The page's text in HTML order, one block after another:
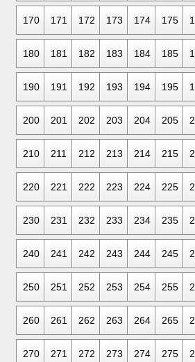
170 171 172 173 174 175
180 181 182 183 184 185
190 191 192 193 194 195
200 201 202 203 204 205
210 211 212 213 214 215
220 221 222 223 224 225
230 231 232 233 234 235
240 241 242 243 244 245
250 251 252 253 254 255
260 261 262 263 264 265
270 271 272 273 274 275